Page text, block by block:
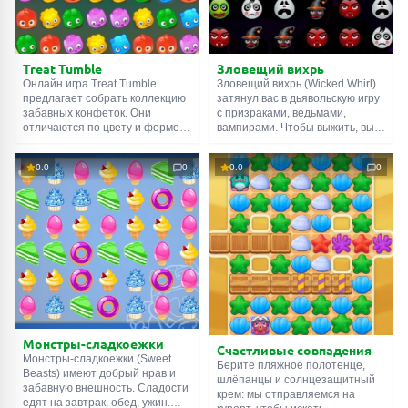
Treat Tumble
Онлайн игра Treat Tumble
предлагает собрать коллекцию
забавных конфеток. Они
отличаются по цвету и форме:
одинаковых, и соединять их
линией. Зажав ЛКМ, проведите
цепочку от одной конфеты к
другой, третьей и т.д. Чем
больше, тем лучше. Можно
двигаться по вертикали,
горизонтали, диагонали, а
также комбинировать
направления по ходу движения.
Зловещий вихрь
Зловещий вихрь (Wicked Whirl)
затянул вас в дьявольскую игру
с призраками, ведьмами,
вампирами. Чтобы выжить, вы
одинаковую нежить. Чем
больше чудовищ объедините за
раз, тем лучше. Набор из пяти
близнецов даст
дополнительное время. Это
очень важно, ведь на
прохождение уровня даётся
всего двадцать пять секунд.
Поспешите.
0.0 0
Монстры-сладкоежки
Монстры-сладкоежки (Sweet
Beasts) имеют добрый нрав и
забавную внешность. Сладости
едят на завтрак, обед, ужин.
0.0 0
Счастливые совпадения
Берите пляжное полотенце,
шлёпанцы и солнцезащитный
крем: мы отправляемся на